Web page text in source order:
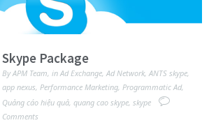
Skype Package
ByAPM Team, inAd Exchange,Ad Network,ANTS skype,
app nexus, Performance Marketing, Programmatic Ad,
Quảng cáo hiệu quả, quang cao skype, skype
Comments